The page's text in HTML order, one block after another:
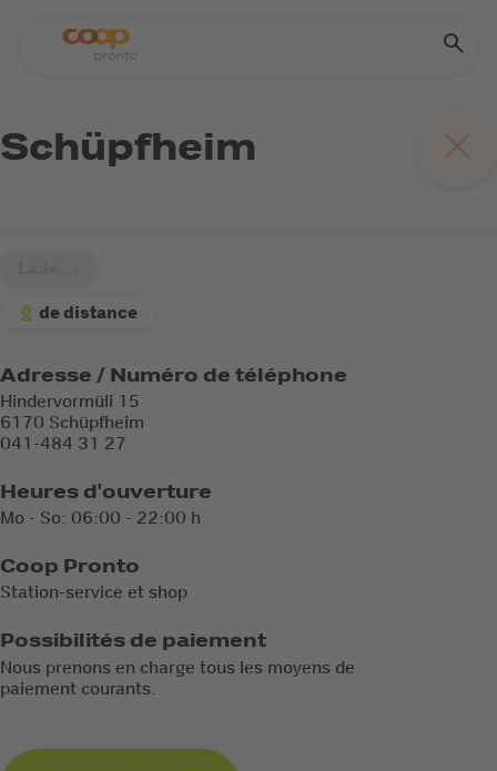
Schüpfheim
de distance
Adresse / Numéro de téléphone
Hindervormüli 15
6170 Schüpfheim
041-484 31 27
Heures d'ouverture
Mo - So: 06:00 - 22:00 h
Coop Pronto
Station-service et shop
Possibilités de paiement
Nous prenons en charge tous les moyens de
paiement courants.